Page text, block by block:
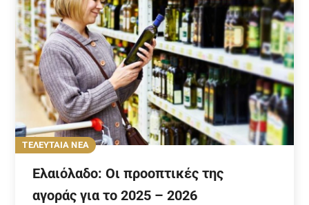
ΤΕΛΕΥΤΑΙΑ ΝΕΑ
Ελαιόλαδο: Οι προοπτικές της
αγοράς για το 2025 – 2026